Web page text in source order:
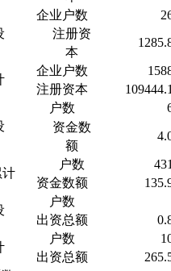
企业户数
注册资
本
企业户数
注册资本
户数
资金数
额
计
户数
资金数额
户数
出资总额
户数
出资总额